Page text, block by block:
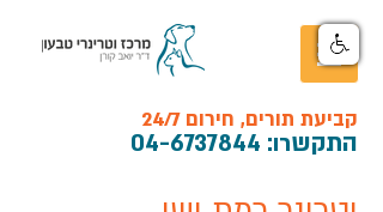
קביעת תורים, חירום 24/7
התקשרו: 04-6737844